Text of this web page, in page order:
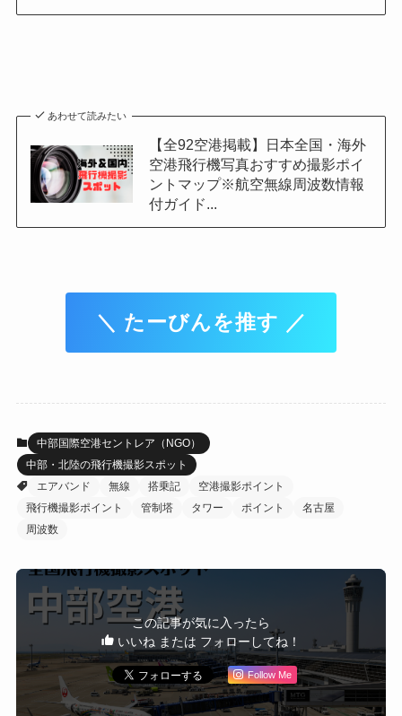
あわせて読みたい
【全92空港掲載】日本全国・海外
空港飛行機写真おすすめ撮影ポイ
ントマップ※航空無線周波数情報
付ガイド...
＼ たーびんを推す ／
中部国際空港セントレア（NGO）
中部・北陸の飛行機撮影スポット
エアバンド
無線 搭乗記
空港撮影ポイント
飛行機撮影ポイント
管制塔 タワー ポイント
名古屋
周波数
この記事が気に入ったら
いいね または フォローしてね！
Follow Me